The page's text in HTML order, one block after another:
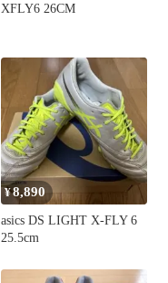
XFLY6 26CM
¥8,890
asics DS LIGHT X-FLY 6
25.5cm